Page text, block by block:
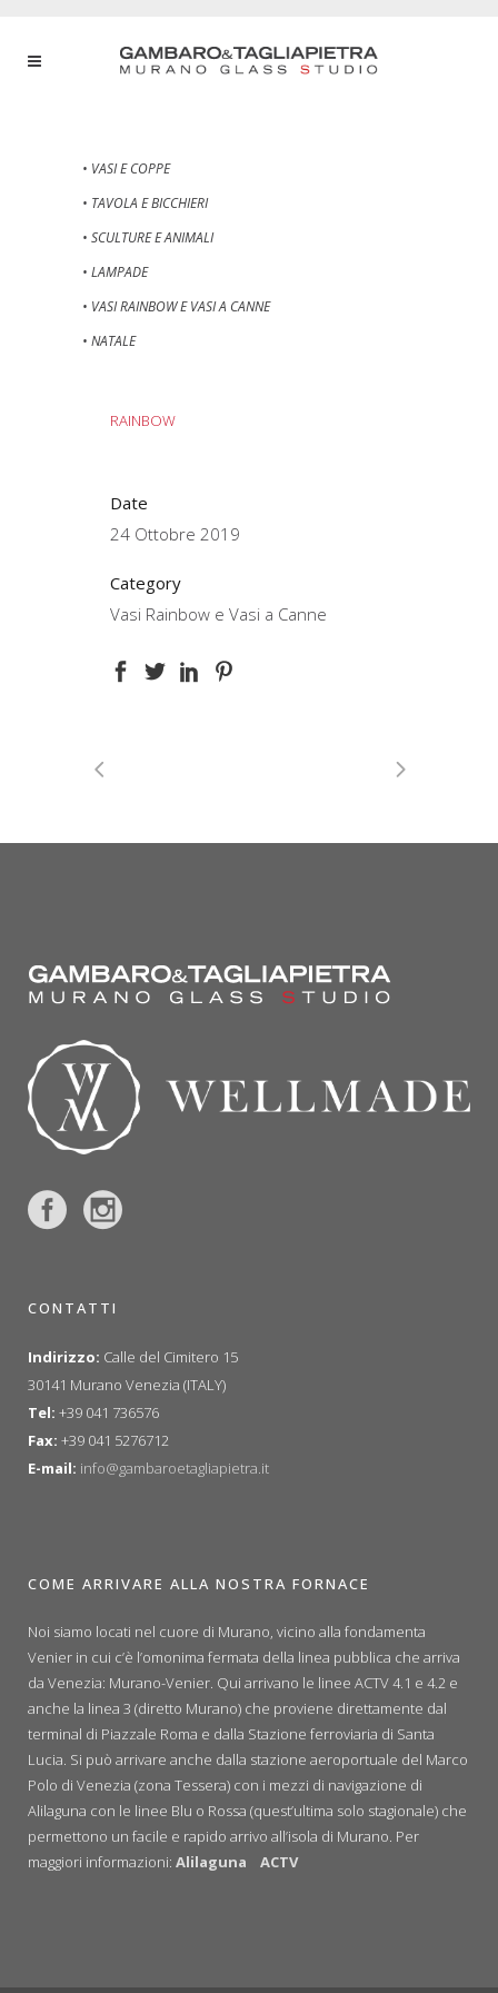
• VASI E COPPE
• TAVOLA E BICCHIERI
• SCULTURE E ANIMALI
• LAMPADE
• VASI RAINBOW E VASI A CANNE
• NATALE
RAINBOW
Date
24 Ottobre 2019
Category
Vasi Rainbow e Vasi a Canne
CONTATTI
Indirizzo: Calle del Cimitero 15
30141 Murano Venezia (ITALY)
Tel: +39 041 736576
Fax: +39 041 5276712
E-mail: info@gambaroetagliapietra.it
COME ARRIVARE ALLA NOSTRA FORNACE
Noi siamo locati nel cuore di Murano, vicino alla fondamenta
Venier in cui c’è l’omonima fermata della linea pubblica che arriva
da Venezia: Murano-Venier. Qui arrivano le linee ACTV 4.1 e 4.2 e
anche la linea 3 (diretto Murano) che proviene direttamente dal
terminal di Piazzale Roma e dalla Stazione ferroviaria di Santa
Lucia. Si può arrivare anche dalla stazione aeroportuale del Marco
Polo di Venezia (zona Tessera) con i mezzi di navigazione di
Alilaguna con le linee Blu o Rossa (quest’ultima solo stagionale) che
permettono un facile e rapido arrivo all’isola di Murano. Per
maggiori informazioni: Alilaguna ACTV